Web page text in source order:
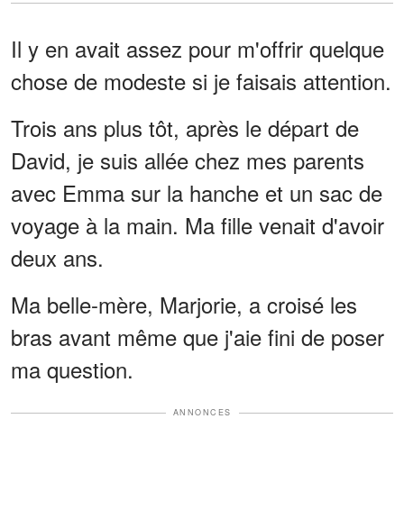
Il y en avait assez pour m'offrir quelque
chose de modeste si je faisais attention.
Trois ans plus tôt, après le départ de
David, je suis allée chez mes parents
avec Emma sur la hanche et un sac de
voyage à la main. Ma fille venait d'avoir
deux ans.
Ma belle-mère, Marjorie, a croisé les
bras avant même que j'aie fini de poser
ma question.
ANNONCES